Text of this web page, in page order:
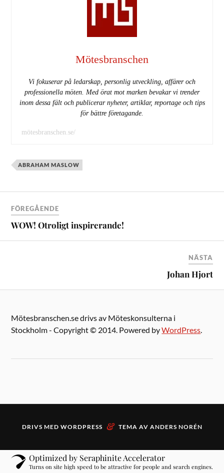
Mötesbranschen
Vi fokuserar på ledarskap, personlig utveckling, affärer och
professionella möten. Med örat mot marken bevakar vi trender
inom dessa fält och publicerar nyheter, artiklar, reportage och tips
för bättre företagande.
mötesbranschen.se/
ABRAHAM MASLOW
FÖREGÅENDE
WOW! Otroligt inspirerande!
NÄSTA
Johan Hjort
Mötesbranschen.se drivs av Möteskonsulterna i
Stockholm - Copyright © 2014. Powered byWordPress.
DRIVS MED WORDPRESS & TEMA AV ANDERS NORÉN
Optimized by Seraphinite Accelerator
Turns on site high speed to be attractive for people and search engines.